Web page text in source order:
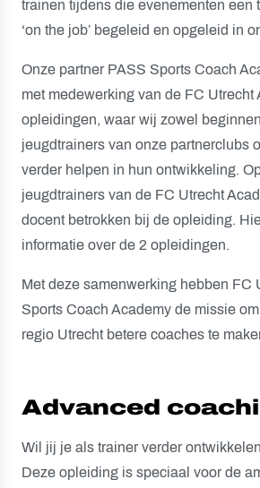
trainen tijdens die evenementen een
‘on the job’ begeleid en opgeleid in
Onze partner PASS Sports Coach
met medewerking van de FC Utrecht
opleidingen, waar wij zowel
jeugdtrainers van onze partnerclubs
verder helpen in hun ontwikkeling.
jeugdtrainers van de FC Utrecht
docent betrokken bij de opleiding.
informatie over de 2 opleidingen.
Met deze samenwerking hebben FC
Sports Coach Academy de missie
regio Utrecht betere coaches te
Advanced
Wil jij je als trainer verder
Deze opleiding is speciaal voor de